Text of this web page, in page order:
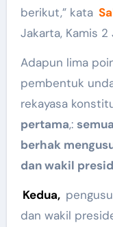
berikut,” kata
Jakarta, Kamis
Adapun lima
pembentuk
rekayasa
pertama,:
berhak
dan wakil
Kedua,
dan wakil